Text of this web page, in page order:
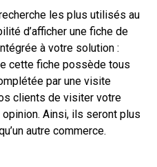
les plus utilisés au
d’afficher une fiche de
à votre solution :
cette fiche possède tous
par une visite
clients de visiter votre
Ainsi, ils seront plus
autre commerce.